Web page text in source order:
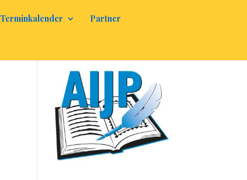
Terminkalender Partner